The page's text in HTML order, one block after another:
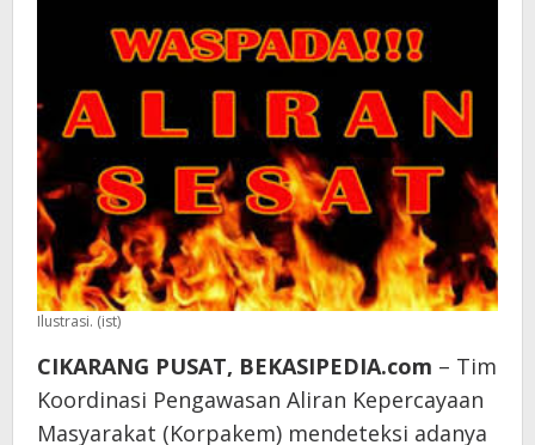
Ilustrasi. (ist)
CIKARANG PUSAT, BEKASIPEDIA.com – Tim
Koordinasi Pengawasan Aliran Kepercayaan
Masyarakat (Korpakem) mendeteksi adanya